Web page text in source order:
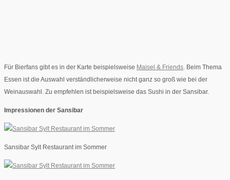
Für Bierfans gibt es in der Karte beispielsweise Maisel & Friends. Beim Thema
Essen ist die Auswahl verständlicherweise nicht ganz so groß wie bei der
Weinauswahl. Zu empfehlen ist beispielsweise das Sushi in der Sansibar.
Impressionen der Sansibar
Sansibar Sylt Restaurant im Sommer